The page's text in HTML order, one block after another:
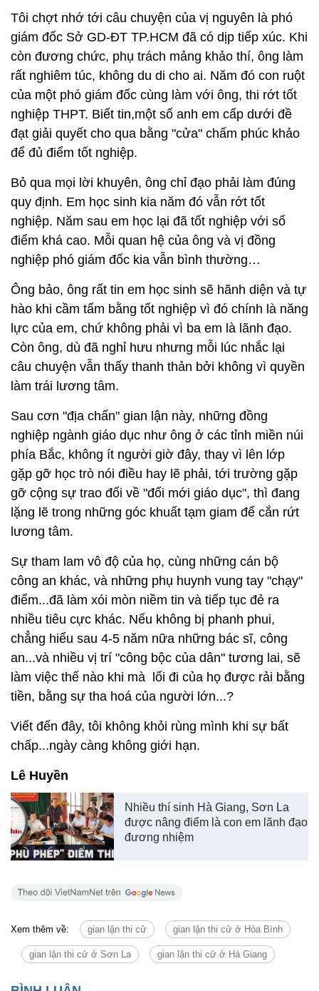
Tôi chợt nhớ tới câu chuyện của vị nguyên là phó
giám đốc Sở GD-ĐT TP.HCM đã có dịp tiếp xúc. Khi
còn đương chức, phụ trách mảng khảo thí, ông làm
rất nghiêm túc, không du di cho ai. Năm đó con ruột
của một phó giám đốc cùng làm với ông, thi rớt tốt
nghiệp THPT. Biết tin,một số anh em cấp dưới đề
đạt giải quyết cho qua bằng "cửa" chấm phúc khảo
để đủ điểm tốt nghiệp.
Bỏ qua mọi lời khuyên, ông chỉ đạo phải làm đúng
quy định. Em học sinh kia năm đó vẫn rớt tốt
nghiệp. Năm sau em học lại đã tốt nghiệp với số
điểm khá cao. Mỗi quan hệ của ông và vị đồng
nghiệp phó giám đốc kia vẫn bình thường…
Ông bảo, ông rất tin em học sinh sẽ hãnh diện và tự
hào khi cầm tấm bằng tốt nghiệp vì đó chính là năng
lực của em, chứ không phải vì ba em là lãnh đạo.
Còn ông, dù đã nghỉ hưu nhưng mỗi lúc nhắc lại
câu chuyện vẫn thấy thanh thản bởi không vì quyền
làm trái lương tâm.
Sau cơn "địa chấn" gian lận này, những đồng
nghiệp ngành giáo dục như ông ở các tỉnh miền núi
phía Bắc, không ít người giờ đây, thay vì lên lớp
gặp gỡ học trò nói điều hay lẽ phải, tới trường gặp
gỡ cộng sự trao đổi về "đổi mới giáo dục", thì đang
lặng lẽ trong những góc khuất tạm giam để cắn rứt
lương tâm.
Sự tham lam vô độ của họ, cùng những cán bộ
công an khác, và những phụ huynh vung tay "chạy"
điểm...đã làm xói mòn niềm tin và tiếp tục đẻ ra
nhiều tiêu cực khác. Nếu không bị phanh phui,
chẳng hiểu sau 4-5 năm nữa những bác sĩ, công
an...và nhiều vị trí "công bộc của dân" tương lai, sẽ
làm việc thế nào khi mà lối đi của họ được rải bằng
tiền, bằng sự tha hoá của người lớn...?
Viết đến đây, tôi không khỏi rùng mình khi sự bất
chấp...ngày càng không giới hạn.
Lê Huyền
Nhiều thí sinh Hà Giang, Sơn La
được nâng điểm là con em lãnh đạo
đương nhiệm
Xem thêm về: gian lận thi cử gian lận thi cử ở Hòa Bình
gian lận thi cử ở Sơn La gian lận thi cử ở Hà Giang